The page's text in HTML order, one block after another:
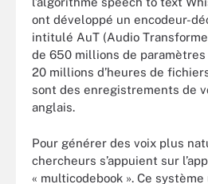
ont développé un encodeur-
intitulé AuT (Audio
de 650 millions de
20 millions d’heures de
sont des enregistrements de
anglais.
Pour générer des voix plus
chercheurs s’appuient sur
« multicodebook ». Ce